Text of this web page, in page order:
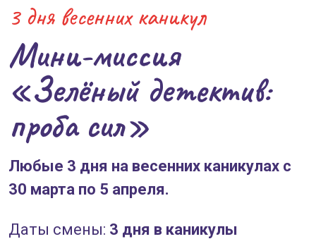
3 дня весенних каникул
Мини-миссия
«Зелёный детектив:
проба сил»
Любые 3 дня на весенних каникулах с
30 марта по 5 апреля.
Даты смены: 3 дня в каникулы